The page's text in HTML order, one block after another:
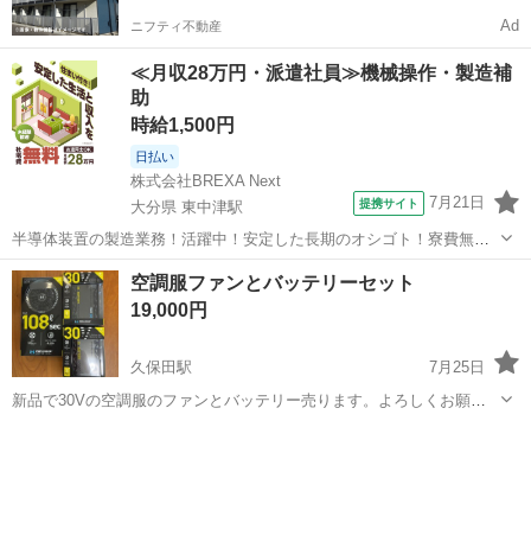
ニフティ不動産 Ad
≪月収28万円・派遣社員≫機械操作・製造補
助
時給1,500円
日払い
株式会社BREXA Next
大分県 東中津駅
提携サイト 7月21日
半導体装置の製造業務！活躍中！安定した長期のオシゴト！寮費無料
★赴任旅費会社負担◎20代～40代の男性活躍中★未経験活躍中！高時
給1,500円！《大分県中津市》 人気の工場のお仕事 ◇半導体装置内部
のシート製造◇ ＊クリー...
大分 中津市 東中津駅 その他
空調服ファンとバッテリーセット
19,000円
久保田駅
7月25日
新品で30Vの空調服のファンとバッテリー売ります。よろしくお願い